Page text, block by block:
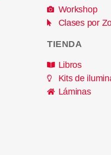
Workshop
Clases por
TIENDA
Libros
Kits de
Láminas